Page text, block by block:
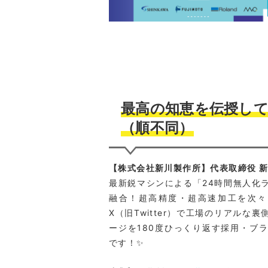
最高の知恵を伝授し
（順不同）
【株式会社新川製作所】代表取締役
最新鋭マシンによる「24時間無人化
融合！超高精度・超高速加工を次
X（旧Twitter）で工場のリアルな裏
ージを180度ひっくり返す採用・ブ
です！✨